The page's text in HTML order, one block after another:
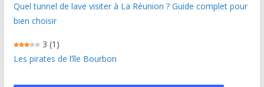
Quel tunnel de lave visiter à La Réunion ? Guide complet pour
bien choisir
3 (1)
Les pirates de l’île Bourbon